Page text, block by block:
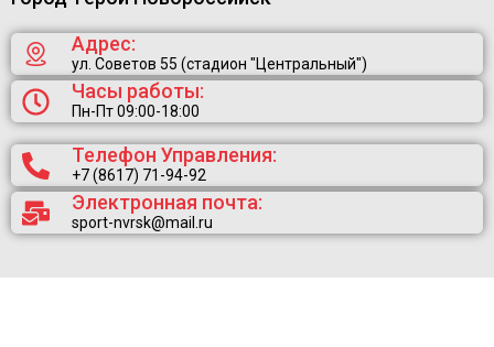
Адрес:
ул. Советов 55 (стадион "Центральный")
Часы работы:
Пн-Пт 09:00-18:00
Телефон Управления:
+7 (8617) 71-94-92
Электронная почта:
sport-nvrsk@mail.ru